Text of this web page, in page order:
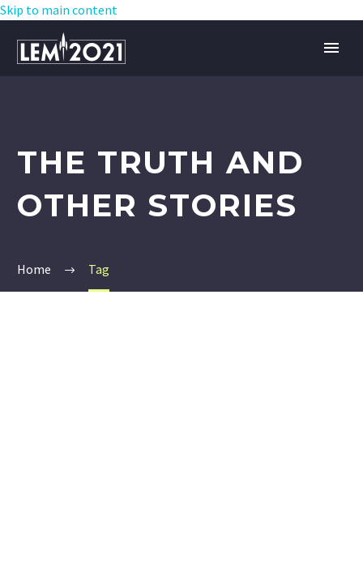
Skip to main content
THE TRUTH AND
OTHER STORIES
Home Tag